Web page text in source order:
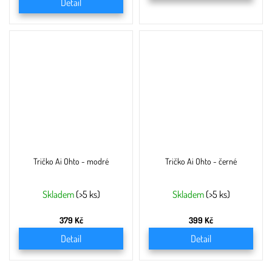
Detail
Tričko Ai Ohto - modré
Skladem (>5 ks)
379 Kč
Detail
Tričko Ai Ohto - černé
Skladem (>5 ks)
399 Kč
Detail